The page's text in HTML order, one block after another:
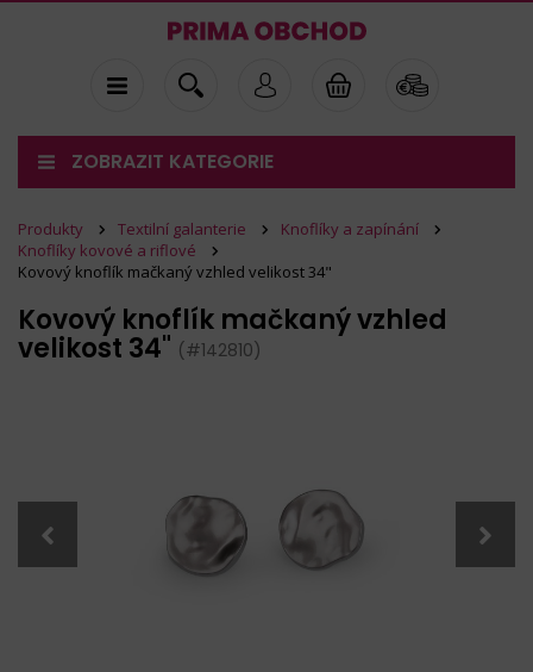
ZOBRAZIT KATEGORIE
Produkty Textilní galanterie
Knoflíky a zapínání
Knoflíky kovové a riflové
Kovový knoflík mačkaný vzhled velikost 34"
Kovový knoflík mačkaný vzhled
velikost 34" (#142810)